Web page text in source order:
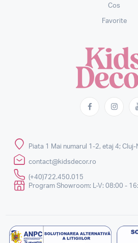
Cos
Favorite
Piata 1 Mai numarul 1-2, etaj 4; Cluj-
contact@kidsdecor.ro
(+40)722.450.015
Program Showroom: L-V: 08:00 -